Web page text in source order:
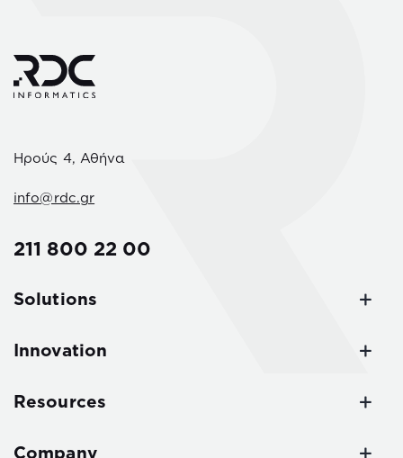
Ηρούς 4, Αθήνα
info@rdc.gr
211 800 22 00
Solutions
Innovation
Resources
Company